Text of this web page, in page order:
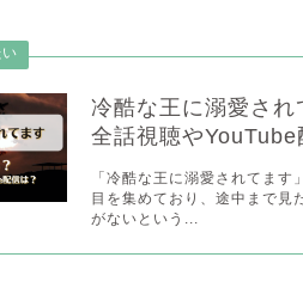
冷酷な王に溺愛さ
全話視聴やYouTube
「冷酷な王に溺愛されてま
目を集めており、途中まで見
がないという...